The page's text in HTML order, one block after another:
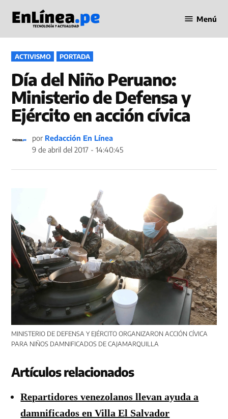
contenido
en Línea
Menú
PUBLICADO
EN
ACTIVISMO PORTADA
Día del Niño Peruano:
Ministerio de Defensa y
Ejército en acción cívica
por Redacción En Línea
9 de abril del 2017 - 14:40:45
MINISTERIO DE DEFENSA Y EJÉRCITO ORGANIZARON ACCIÓN CÍVICA
PARA NIÑOS DAMNIFICADOS DE CAJAMARQUILLA
Artículos relacionados
Repartidores venezolanos llevan ayuda a
damnificados en Villa El Salvador